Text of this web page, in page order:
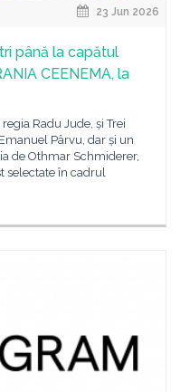
23 Jun 2026
până la capătul
CEENEMA, la
Radu Jude, și Trei
Pârvu, dar și un
de Othmar Schmiderer,
selectate în cadrul